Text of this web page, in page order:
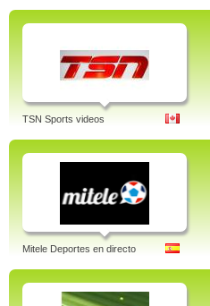
TSN Sports videos
Mitele Deportes en directo